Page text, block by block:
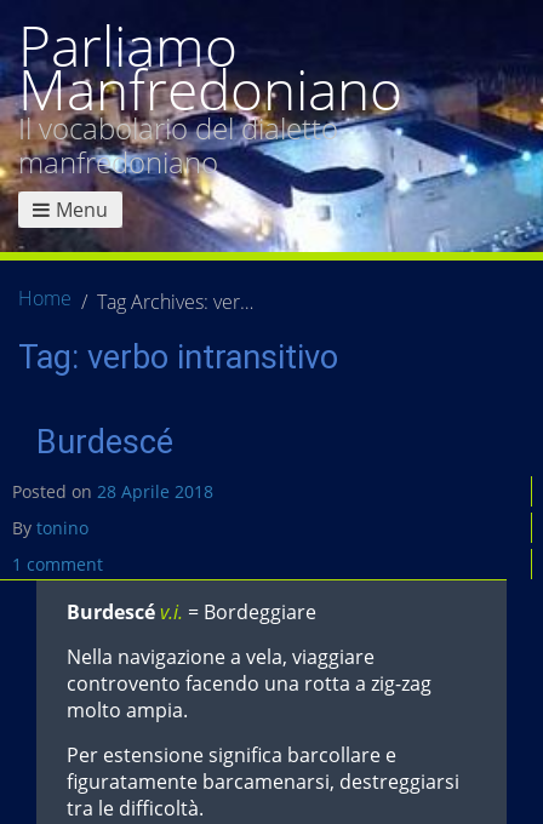
Parliamo
Manfredoniano
Il vocabolario del dialetto
manfredoniano
Menu
Home Tag Archives: verbo intransitivo
Tag: verbo intransitivo
Burdescé
Posted on 28 Aprile 2018
By tonino
1 comment
Burdescév.i. = Bordeggiare
Nella navigazione a vela, viaggiare
controvento facendo una rotta a zig-zag
molto ampia.
Per estensione significa barcollare e
figuratamente barcamenarsi, destreggiarsi
tra le difficoltà.